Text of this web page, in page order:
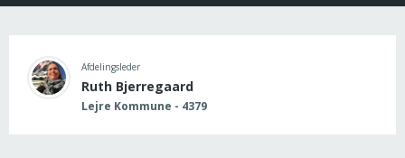
Afdelingsleder
Ruth Bjerregaard
Lejre Kommune - 4379